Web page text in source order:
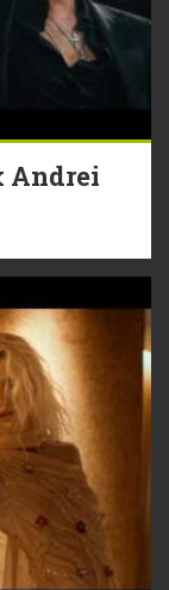
Andrei